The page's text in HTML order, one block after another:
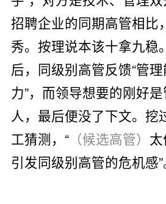
招聘企业的同期高管相比
秀。按理说本该十拿九稳
后，同级别高管反馈“管
力”，而领导想要的刚好
人，最后便没了下文。挖
工猜测，“（候选高管）
引发同级别高管的危机感”